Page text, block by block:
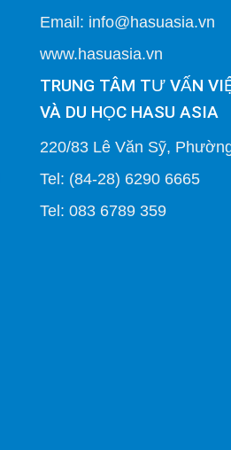
Email: info@hasuasia.vn
www.hasuasia.vn
TRUNG TÂM TƯ VẤN
VÀ DU HỌC HASU ASIA
220/83 Lê Văn Sỹ,
Tel: (84-28) 6290 6665
Tel: 083 6789 359